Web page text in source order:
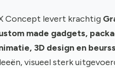
Concept levert krachtig
made gadgets,
3D design en
visueel sterk